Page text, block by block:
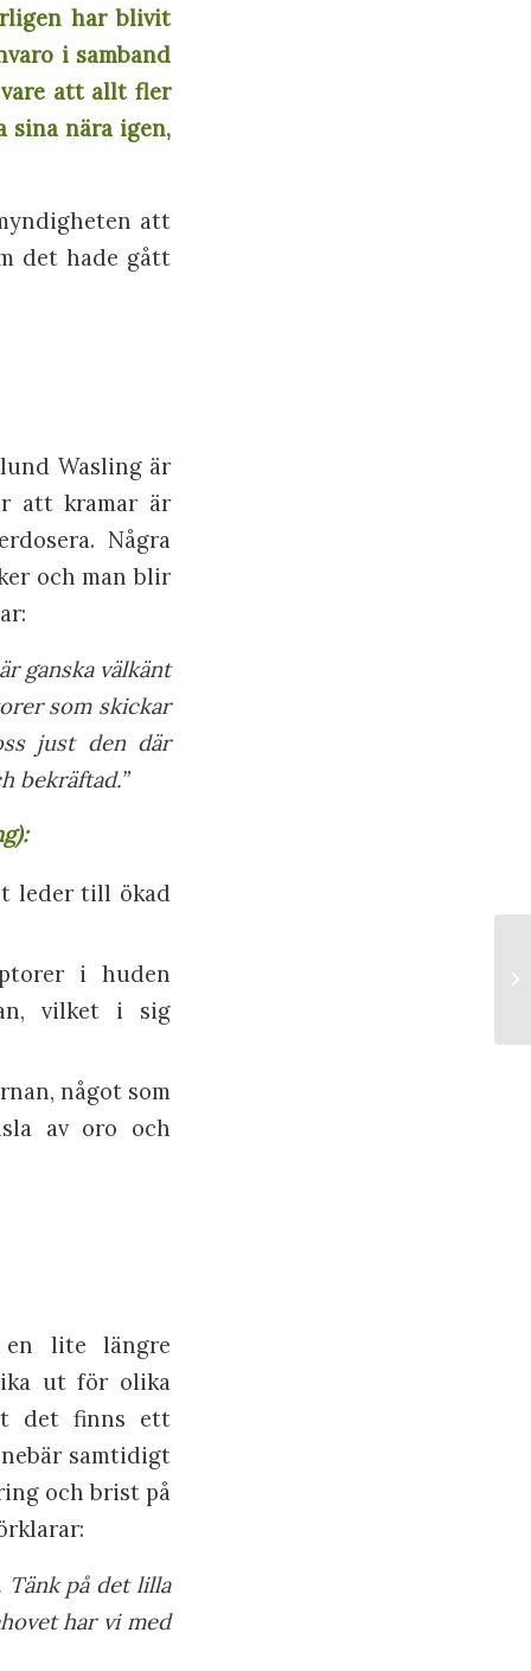
har blivit
i samband
att allt fler
sina nära igen,
att
det hade gått
Wasling är
att kramar är
Några
och man blir
ganska välkänt
som skickar
just den där
bekräftad.”
leder till ökad
i huden
vilket i sig
något som
av oro och
en lite längre
ut för olika
det finns ett
samtidigt
och brist på
på det lilla
har vi med